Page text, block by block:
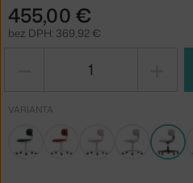
455,00 €
bez DPH: 369,92 €
VARIANTA